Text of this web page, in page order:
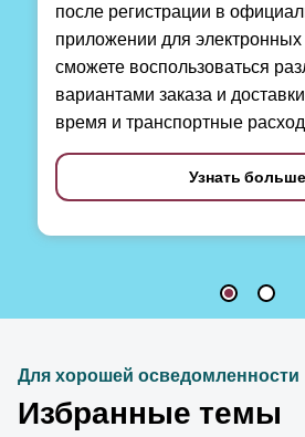
после регистрации в
приложении для
сможете воспользоваться
вариантами заказа и
время и транспортные
Узнать больше
Для хорошей осведомленности
Избранные темы